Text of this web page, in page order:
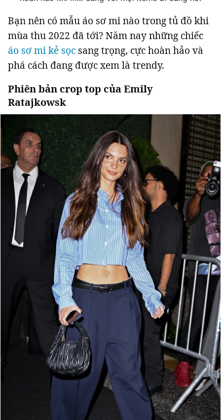
Sản phẩm khác
Tiện ích Bạn cần biết
Đọc Thanh Niên trên điện thoại
Theo dõi báo trên
Hotline Liên hệ quảng cáo
0908 780 404
Quảng cáo RSS Tòa soạn Chính sách bảo
Tổng biên tập: Nguyễn Ngọc Toàn
Phó tổng biên tập: Hải Thành
Ủy viên Ban biên tập - Tổng Thư ký tòa soạn: Trần Việt Hưng
Giấy phép xuất bản số 110/GP - BTTTT cấp ngày 24.3.2020
© 2003-2026 Bản quyền thuộc về Báo Thanh Niên. Cấm sao chép
dưới mọi hình thức nếu không có sự chấp thuận bằng văn bản.
Phát triển bởi ePi Technologies, JSC.
Bạn nên có mẫu áo sơ mi nào trong tủ đồ khi
mùa thu 2022 đã tới? Năm nay những chiếc
áo sơ mi kẻ sọc sang trọng, cực hoàn hảo và
phá cách đang được xem là trendy.
Phiên bản crop top của Emily
Ratajkowsk